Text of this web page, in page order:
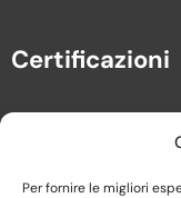
Per fornire le migliori
Certificazioni